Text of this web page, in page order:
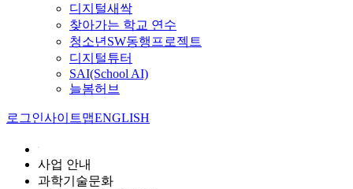
디지털새싹
찾아가는 학교 연수
청소년SW동행프로젝트
디지털튜터
SAI(School AI)
늘봄허브
로그인사이트맵ENGLISH
사업 안내
과학기술문화